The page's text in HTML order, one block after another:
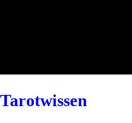
Tarotwissen